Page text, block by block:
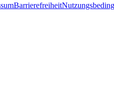
Barrierefreiheit